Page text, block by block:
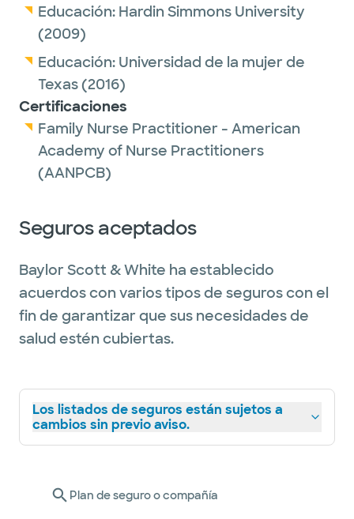
Educación: Hardin Simmons University
(2009)
Educación: Universidad de la mujer de
Texas(2016)
Certificaciones
Family Nurse Practitioner - American
Academy of Nurse Practitioners
(AANPCB)
Seguros aceptados
Baylor Scott & White ha establecido
acuerdos con varios tipos de seguros con el
fin de garantizar que sus necesidades de
salud estén cubiertas.
Los listados de seguros están sujetos a
cambios sin previo aviso.
Plan de seguro o compañía